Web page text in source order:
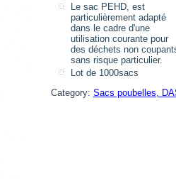
Le sac PEHD, est
particulièrement adapté
dans le cadre d'une
utilisation courante pour
des déchets non
sans risque particulier.
Lot de 1000sacs
Category: Sacs poubelles,